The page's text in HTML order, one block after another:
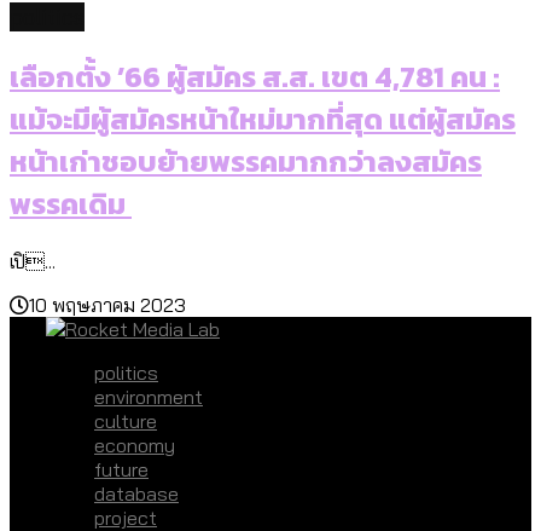
เลือกตั้ง ’66 ผู้สมัคร ส.ส. เขต 4,781 คน :
แม้จะมีผู้สมัครหน้าใหม่มากที่สุด แต่ผู้สมัคร
หน้าเก่าชอบย้ายพรรคมากกว่าลงสมัคร
พรรคเดิม
เปิ...
10 พฤษภาคม 2023
politics
environment
culture
economy
future
database
project